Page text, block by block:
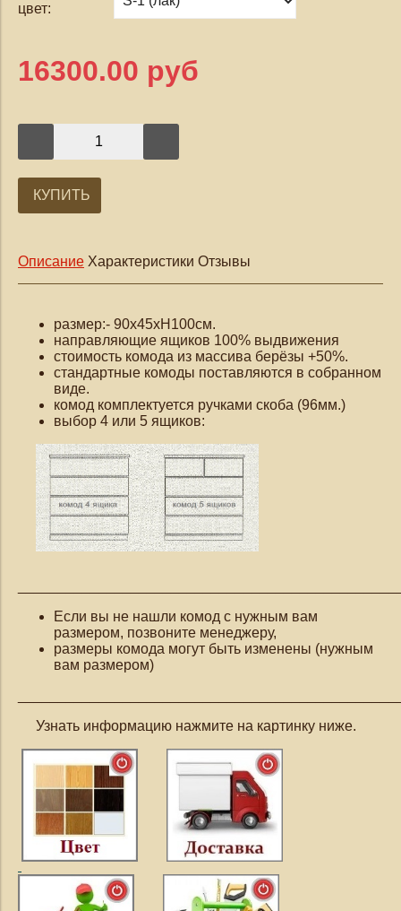
цвет:
16300.00 руб
КУПИТЬ
Описание Характеристики Отзывы
размер:- 90х45хН100см.
направляющие ящиков 100% выдвижения
стоимость комода из массива берёзы +50%.
стандартные комоды поставляются в собранном
виде.
комод комплектуется ручками скоба (96мм.)
выбор 4 или 5 ящиков:
Если вы не нашли комод с нужным вам
размером, позвоните менеджеру,
размеры комода могут быть изменены (нужным
вам размером)
Узнать информацию нажмите на картинку ниже.